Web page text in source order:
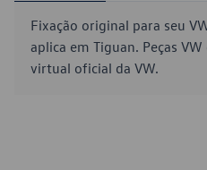
Fixação original para seu
aplica em Tiguan. Peças
virtual oficial da VW.